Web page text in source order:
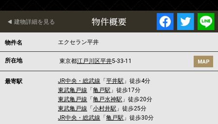
物件概要
建物詳細を見る
物件名 エクセラン平井
所在地 東京都江戸川区平井5-33-11 MAP
最寄駅 JR中央・総武線 「平井駅 」徒歩4分
東武亀戸線 「亀戸駅 」徒歩17分
東武亀戸線 「亀戸水神駅 」徒歩20分
東武亀戸線 「小村井駅 」徒歩25分
JR中央・総武線 「亀戸駅 」徒歩30分